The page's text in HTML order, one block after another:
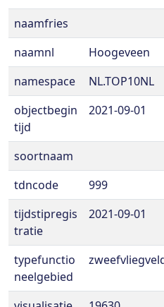
naamfries
naamnl
Hoogeveen
namespace
NL.TOP10NL
objectbegin
tijd
2021-09-01
soortnaam
tdncode
999
tijdstipregis
tratie
2021-09-01
typefunctio
neelgebied